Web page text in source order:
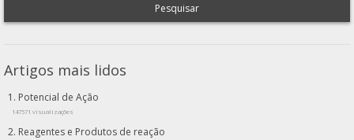
Pesquisar
Artigos mais lidos
Potencial de Ação
147571 visualizações
Reagentes e Produtos de reação